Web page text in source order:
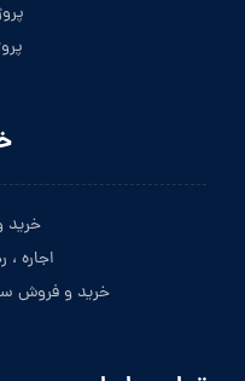
اجاره
خرید و فروش